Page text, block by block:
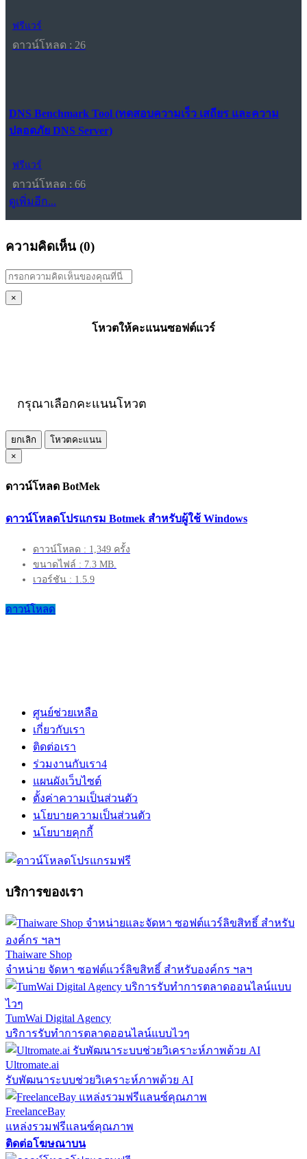
ฟรีแวร์
ดาวน์โหลด : 26
DNS Benchmark Tool (ทดสอบความเร็ว เสถียร และความ
ปลอดภัย DNS Server)
ฟรีแวร์
ดาวน์โหลด : 66
ดูเพิ่มอีก...
ความคิดเห็น (0)
×
โหวตให้คะแนนซอฟต์แวร์
กรุณาเลือกคะแนนโหวต
ยกเลิก
โหวตคะแนน
×
ดาวน์โหลด BotMek
ดาวน์โหลดโปรแกรม Botmek สำหรับผู้ใช้ Windows
ดาวน์โหลด : 1,349 ครั้ง
ขนาดไฟล์ : 7.3 MB.
เวอร์ชัน : 1.5.9
ดาวน์โหลด
ศูนย์ช่วยเหลือ
เกี่ยวกับเรา
ติดต่อเรา
ร่วมงานกับเรา4
แผนผังเว็บไซต์
ตั้งค่าความเป็นส่วนตัว
นโยบายความเป็นส่วนตัว
นโยบายคุกกี้
บริการของเรา
Thaiware Shop
จำหน่าย จัดหา ซอฟต์แวร์ลิขสิทธิ์ สำหรับองค์กร ฯลฯ
TumWai Digital Agency
บริการรับทำการตลาดออนไลน์แบบไวๆ
Ultromate.ai
รับพัฒนาระบบช่วยวิเคราะห์ภาพด้วย AI
FreelanceBay
แหล่งรวมฟรีแลนซ์คุณภาพ
ติดต่อโฆษณาบน